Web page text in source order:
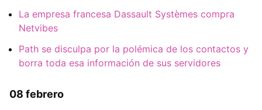
La empresa francesa Dassault Systèmes compra
Netvibes
Path se disculpa por la polémica de los contactos y
borra toda esa información de sus servidores
08 febrero